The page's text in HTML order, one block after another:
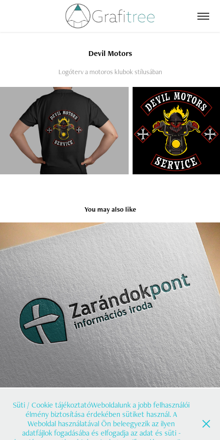
Devil Motors
Logóterv a motoros klubok stílusában
You may also like
Zarándokpont logó
2020
Süti / Cookie tájékoztatóWeboldalunk a jobb felhasználói
élmény biztosítása érdekében sütiket használ. A
Weboldal használatával Ön beleegyezik az ilyen
adatfájlok fogadásába és elfogadja az adat és süti -